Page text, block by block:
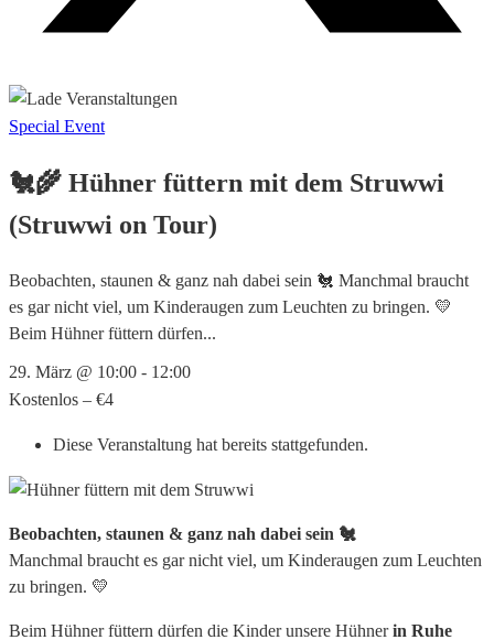
Special Event
🐔🌾 Hühner füttern mit dem Struwwi
(Struwwi on Tour)
Beobachten, staunen & ganz nah dabei sein 🐔 Manchmal braucht
es gar nicht viel, um Kinderaugen zum Leuchten zu bringen. 💛
Beim Hühner füttern dürfen...
29. März @ 10:00 - 12:00
Kostenlos – €4
Diese Veranstaltung hat bereits stattgefunden.
Beobachten, staunen & ganz nah dabei sein 🐔
Manchmal braucht es gar nicht viel, um Kinderaugen zum Leuchten
zu bringen. 💛
Beim Hühner füttern dürfen die Kinder unsere Hühnerin Ruhe